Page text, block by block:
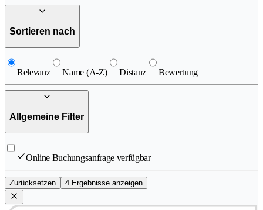
Sortieren nach
Relevanz Name (A-Z) Distanz Bewertung
Allgemeine Filter
Online Buchungsanfrage verfügbar
Zurücksetzen 4 Ergebnisse anzeigen